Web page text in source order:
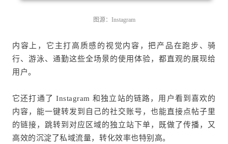
图源：Instagram
内容上，它主打高质感的视觉内容，把产品在跑步、骑
行、游泳、通勤这些全场景的使用体验，都直观的展现给
用户。
它还打通了 Instagram 和独立站的链路，用户看到喜欢的
内容，能一键转发到自己的社交账号，也能直接点帖子里
的链接，跳转到对应区域的独立站下单，既做了传播，又
高效的沉淀了私域流量，转化效率也特别高。